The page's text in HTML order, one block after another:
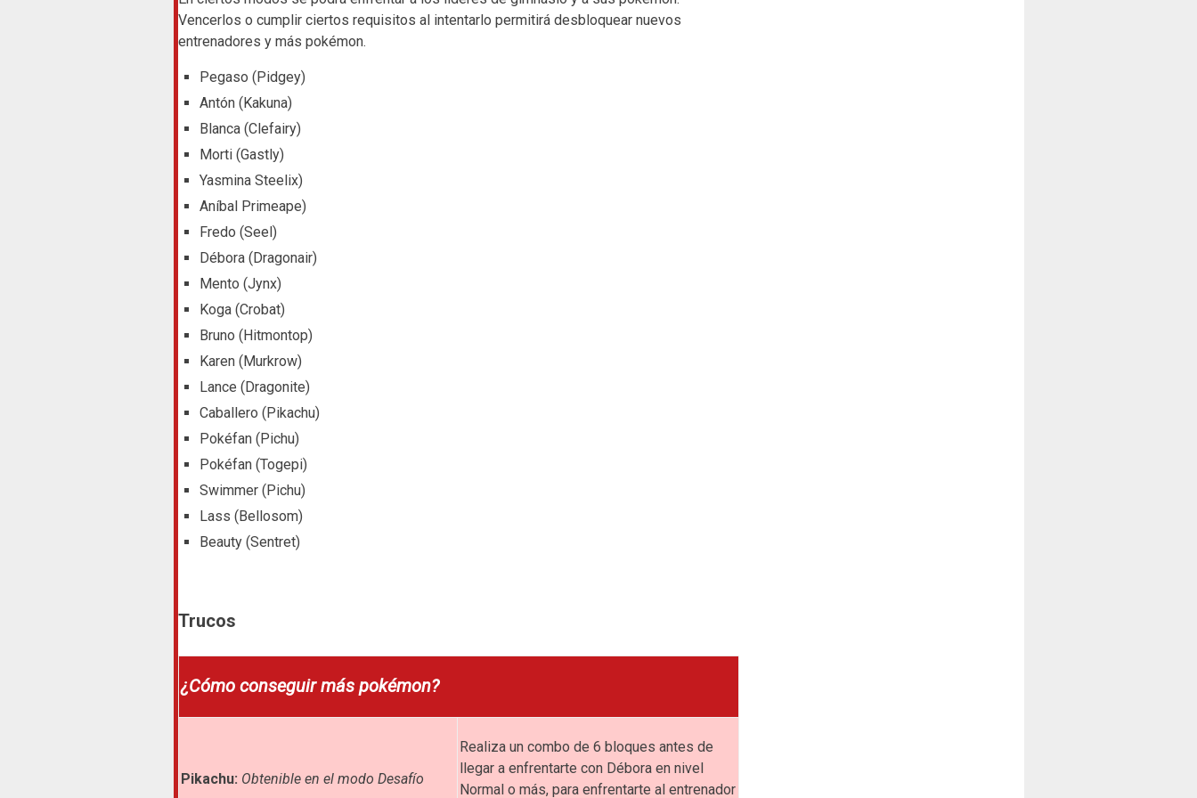
Vencerlos o cumplir ciertos requisitos al intentarlo permitirá desbloquear nuevos
entrenadores y más pokémon.
Pegaso (Pidgey)
Antón (Kakuna)
Blanca (Clefairy)
Morti (Gastly)
Yasmina Steelix)
Aníbal Primeape)
Fredo (Seel)
Débora (Dragonair)
Mento (Jynx)
Koga (Crobat)
Bruno (Hitmontop)
Karen (Murkrow)
Lance (Dragonite)
Caballero (Pikachu)
Pokéfan (Pichu)
Pokéfan (Togepi)
Swimmer (Pichu)
Lass (Bellosom)
Beauty (Sentret)
Trucos
¿Cómo conseguir más pokémon?
Pikachu: Obtenible en el modo Desafío
Realiza un combo de 6 bloques antes de
llegar a enfrentarte con Débora en nivel
Normal o más, para enfrentarte al entrenador